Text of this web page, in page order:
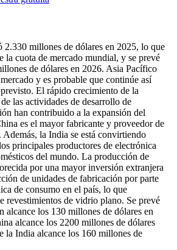
2.330 millones de dólares en 2025, lo que
la cuota de mercado mundial, y se prevé
de dólares en 2026. Asia Pacífico
y es probable que continúe así
El rápido crecimiento de la
las actividades de desarrollo de
han contribuido a la expansión del
es el mayor fabricante y proveedor de
la India se está convirtiendo
principales productores de electrónica
del mundo. La producción de
por una mayor inversión extranjera
de unidades de fabricación por parte
de consumo en el país, lo que
revestimientos de vidrio plano. Se prevé
alcance los 130 millones de dólares en
alcance los 2200 millones de dólares
la India alcance los 160 millones de